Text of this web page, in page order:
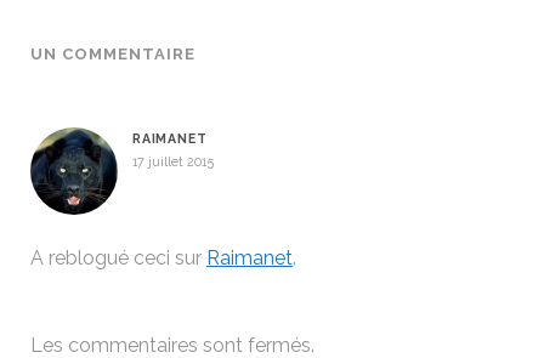
UN COMMENTAIRE
RAIMANET
17 juillet 2015
A reblogué ceci sur Raimanet.
Les commentaires sont fermés.